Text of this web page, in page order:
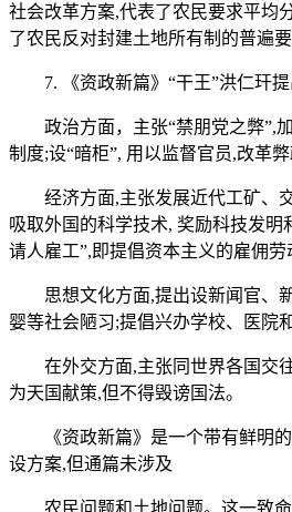
社会改革方案,代表了农民要求平均
了农民反对封建土地所有制的普遍要
7. 《资政新篇》“干王”洪仁玕提
政治方面，主张“禁朋党之弊”,加
制度;设“暗柜”, 用以监督官员,改革弊
经济方面,主张发展近代工矿、
吸取外国的科学技术, 奖励科技发明
请人雇工”,即提倡资本主义的雇佣劳
思想文化方面,提出设新闻官、
婴等社会陋习;提倡兴办学校、医院
在外交方面,主张同世界各国交往
为天国献策,但不得毁谤国法。
《资政新篇》是一个带有鲜明的
设方案,但通篇未涉及
农民问题和土地问题。这一致命